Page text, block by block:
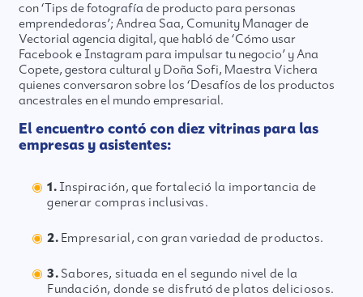
con ‘Tips de fotografía de producto para personas
emprendedoras’; Andrea Saa, Comunity Manager de
Vectorial agencia digital, que habló de ‘Cómo usar
Facebook e Instagram para impulsar tu negocio’ y Ana
Copete, gestora cultural y Doña Sofi, Maestra Vichera
quienes conversaron sobre los ‘Desafíos de los productos
ancestrales en el mundo empresarial.
El encuentro contó con diez vitrinas para las
empresas y asistentes:
1.Inspiración, que fortaleció la importancia de
generar compras inclusivas.
2.Empresarial, con gran variedad de productos.
3.Sabores, situada en el segundo nivel de la
Fundación, donde se disfrutó de platos deliciosos.